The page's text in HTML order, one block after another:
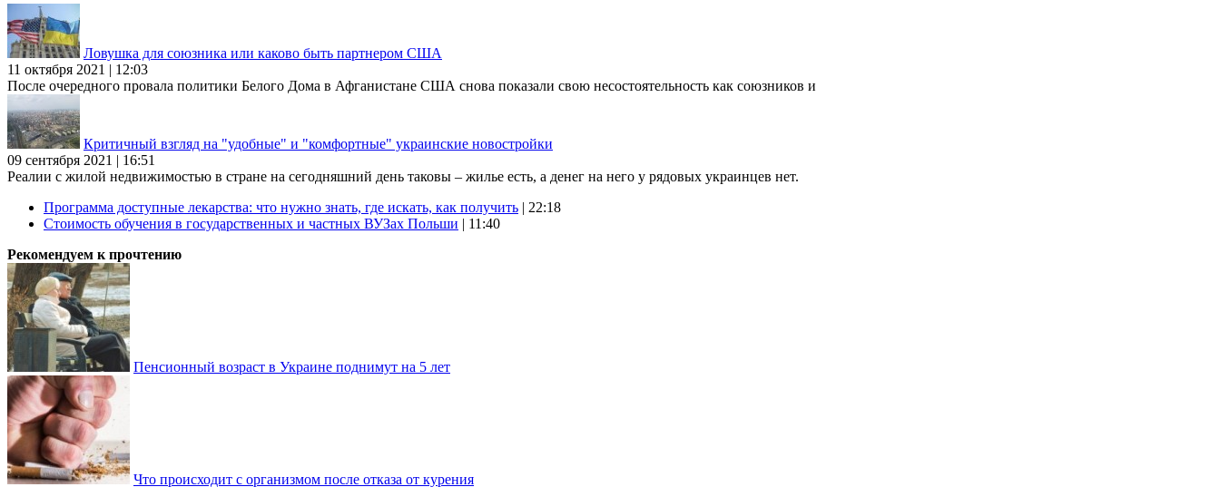
Ловушка для союзника или каково быть партнером США
11 октября 2021 | 12:03
После очередного провала политики Белого Дома в Афганистане США снова показали свою несостоятельность как союзников и
Критичный взгляд на "удобные" и "комфортные" украинские новостройки
09 сентября 2021 | 16:51
Реалии с жилой недвижимостью в стране на сегодняшний день таковы – жилье есть, а денег на него у рядовых украинцев нет.
Программа доступные лекарства: что нужно знать, где искать, как получить | 22:18
Стоимость обучения в государственных и частных ВУЗах Польши | 11:40
Рекомендуем к прочтению
Пенсионный возраст в Украине поднимут на 5 лет
Что происходит с организмом после отказа от курения